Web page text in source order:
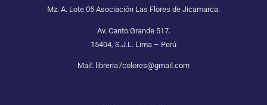
Mz. A. Lote 05 Asociación Las Flores de Jicamarca.
Av. Canto Grande 517.
15404, S.J.L. Lima – Perú
Mail: libreria7colores@gmail.com